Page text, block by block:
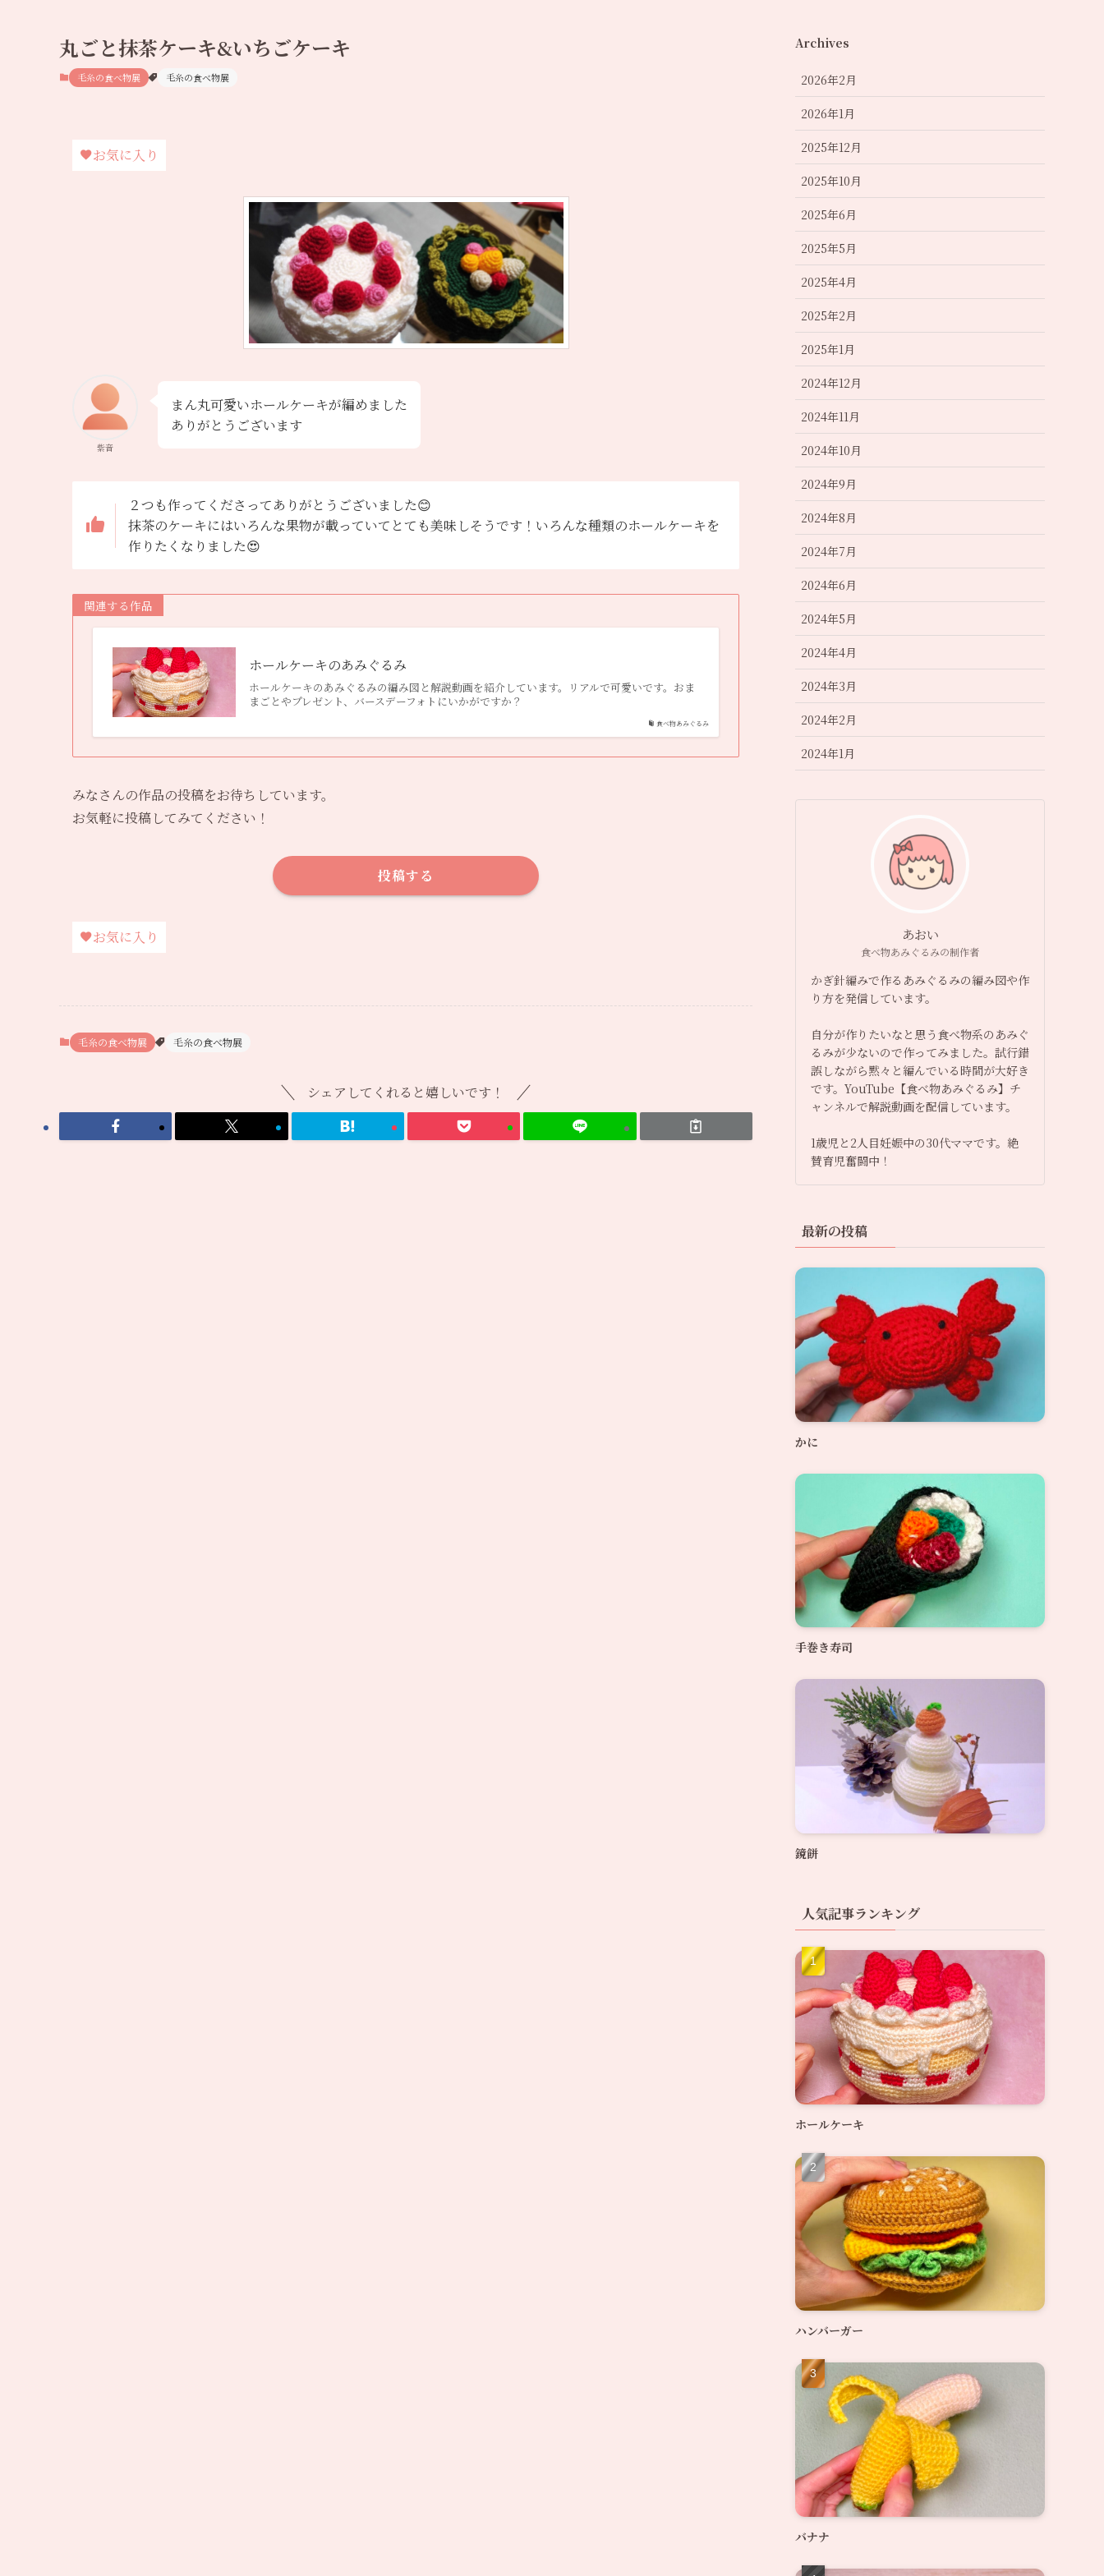
丸ごと抹茶ケーキ&いちごケーキ
毛糸の食べ物展 毛糸の食べ物展
お気に入り
紫音
まん丸可愛いホールケーキが編めました
ありがとうございます
２つも作ってくださってありがとうございました😊
抹茶のケーキにはいろんな果物が載っていてとても美味しそうです！いろんな種類のホールケーキを
作りたくなりました😍
関連する作品
食べ物あみぐるみ
ホールケーキのあみぐるみ
ホールケーキのあみぐるみの編み図と解説動画を紹介しています。リアルで可愛いです。おま
まごとやプレゼント、バースデーフォトにいかがですか？
みなさんの作品の投稿をお待ちしています。
お気軽に投稿してみてください！
投稿する
お気に入り
毛糸の食べ物展 毛糸の食べ物展
シェアしてくれると嬉しいです！
Archives
2026年2月
2026年1月
2025年12月
2025年10月
2025年6月
2025年5月
2025年4月
2025年2月
2025年1月
2024年12月
2024年11月
2024年10月
2024年9月
2024年8月
2024年7月
2024年6月
2024年5月
2024年4月
2024年3月
2024年2月
2024年1月
あおい
食べ物あみぐるみの制作者
かぎ針編みで作るあみぐるみの編み図や作
り方を発信しています。
自分が作りたいなと思う食べ物系のあみぐ
るみが少ないので作ってみました。試行錯
誤しながら黙々と編んでいる時間が大好き
です。YouTube【食べ物あみぐるみ】チ
ャンネルで解説動画を配信しています。
1歳児と2人目妊娠中の30代ママです。絶
賛育児奮闘中！
最新の投稿
かに
手巻き寿司
鏡餅
人気記事ランキング
ホールケーキ
ハンバーガー
バナナ